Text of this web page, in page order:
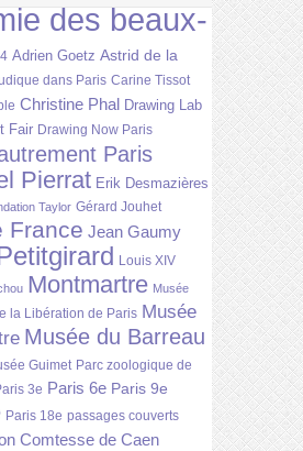
des beaux-
Adrien Goetz Astrid de la
dans Paris Carine Tissot
Christine Phal Drawing Lab
Fair Drawing Now Paris
Paris
Pierrat Erik Desmazières
Taylor Gérard Jouhet
France Jean Gaumy
Louis XIV
Montmartre Musée
la Libération de Paris Musée
Musée du Barreau
Guimet Parc zoologique de
3e Paris 6e Paris 9e
Paris 18e passages couverts
Comtesse de Caen